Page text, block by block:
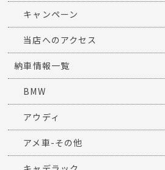
キャンペーン
当店へのアクセス
納車情報一覧
BMW
アウディ
アメ車-その他